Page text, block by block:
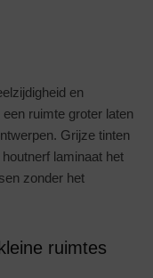
en
ruimte groter laten
Grijze tinten
laminaat het
zonder het
ruimtes